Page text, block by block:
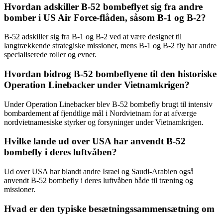
Hvordan adskiller B-52 bombeflyet sig fra andre
bomber i US Air Force-flåden, såsom B-1 og B-2?
B-52 adskiller sig fra B-1 og B-2 ved at være designet til
langtrækkende strategiske missioner, mens B-1 og B-2 fly har andre
specialiserede roller og evner.
Hvordan bidrog B-52 bombeflyene til den historiske
Operation Linebacker under Vietnamkrigen?
Under Operation Linebacker blev B-52 bombefly brugt til intensiv
bombardement af fjendtlige mål i Nordvietnam for at afværge
nordvietnamesiske styrker og forsyninger under Vietnamkrigen.
Hvilke lande ud over USA har anvendt B-52
bombefly i deres luftvåben?
Ud over USA har blandt andre Israel og Saudi-Arabien også
anvendt B-52 bombefly i deres luftvåben både til træning og
missioner.
Hvad er den typiske besætningssammensætning om